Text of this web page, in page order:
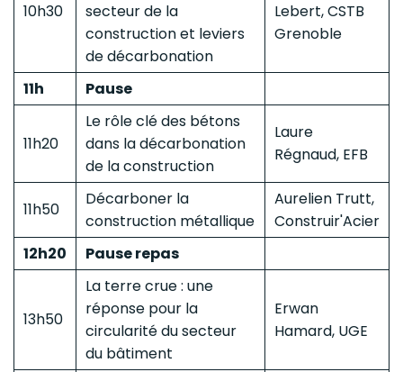
10h30
secteur de la
construction et leviers
de décarbonation
Lebert, CSTB
Grenoble
11h Pause
11h20
Le rôle clé des bétons
dans la décarbonation
de la construction
Laure
Régnaud, EFB
11h50
Décarboner la
construction métallique
Aurelien Trutt,
Construir'Acier
12h20
Pause repas
13h50
La terre crue : une
réponse pour la
circularité du secteur
du bâtiment
Erwan
Hamard, UGE